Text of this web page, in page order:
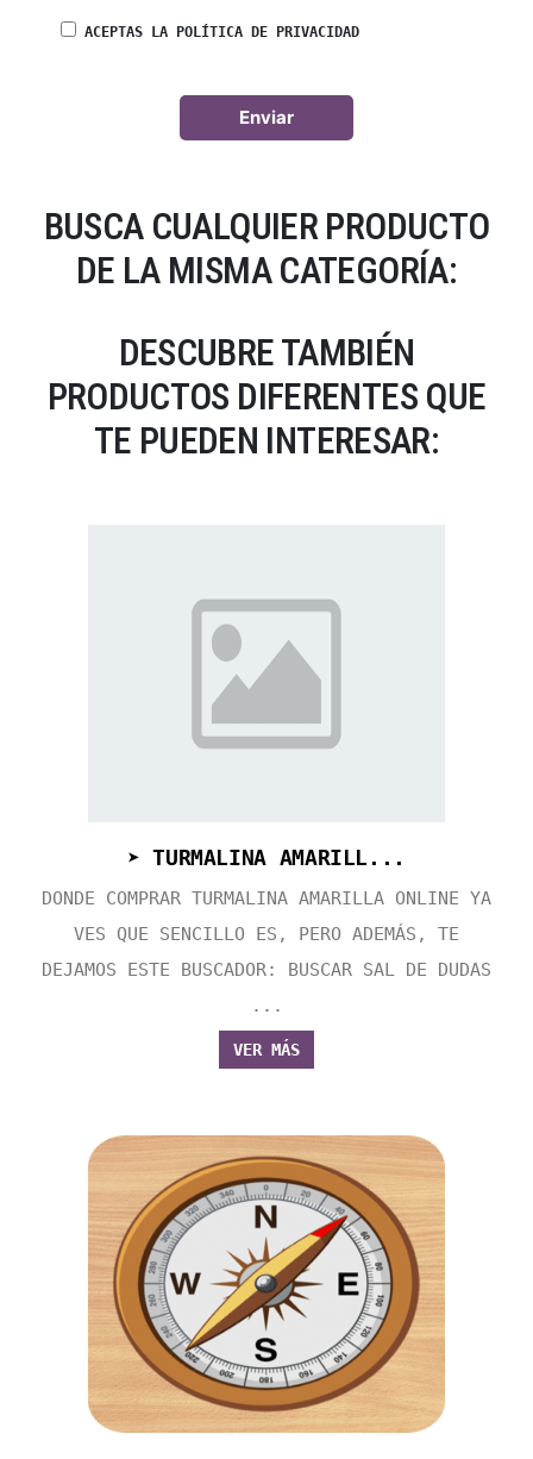
ACEPTAS LA POLÍTICA DE PRIVACIDAD
BUSCA CUALQUIER PRODUCTO
DE LA MISMA CATEGORÍA:
DESCUBRE TAMBIÉN
PRODUCTOS DIFERENTES QUE
TE PUEDEN INTERESAR:
➤ TURMALINA AMARILL...
DONDE COMPRAR TURMALINA AMARILLA ONLINE YA
VES QUE SENCILLO ES, PERO ADEMÁS, TE
DEJAMOS ESTE BUSCADOR: BUSCAR SAL DE DUDAS
...
VER MÁS